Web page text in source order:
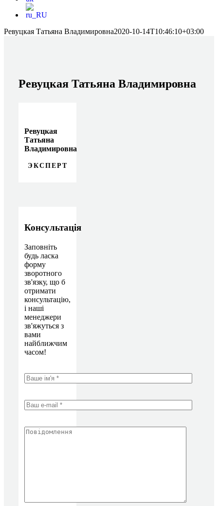
Ревуцкая Татьяна Владимировна2020-10-14T10:46:10+03:00
Ревуцкая Татьяна Владимировна
Ревуцкая
Татьяна
Владимировна
ЭКСПЕРТ
Консультація
Заповніть
будь ласка
форму
зворотного
зв'язку, що б
отримати
консультацію,
і наші
менеджери
зв'яжуться з
вами
найближчим
часом!